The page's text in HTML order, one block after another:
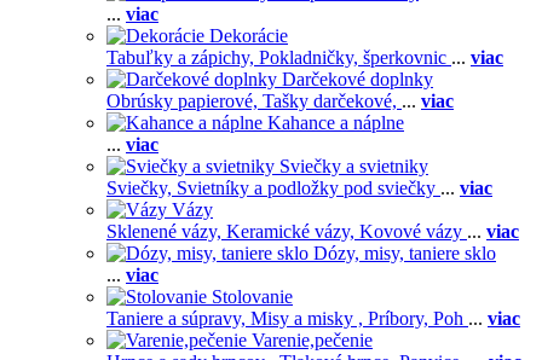
... viac
Dekorácie
Tabuľky a zápichy, Pokladničky, šperkovnic ... viac
Darčekové doplnky
Obrúsky papierové, Tašky darčekové, ... viac
Kahance a náplne
... viac
Sviečky a svietniky
Sviečky, Svietníky a podložky pod sviečky ... viac
Vázy
Sklenené vázy, Keramické vázy, Kovové vázy ... viac
Dózy, misy, taniere sklo
... viac
Stolovanie
Taniere a súpravy, Misy a misky , Príbory, Poh ... viac
Varenie,pečenie